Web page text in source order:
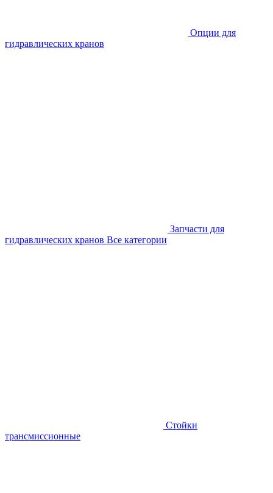
Опции для
гидравлических кранов
Запчасти для
гидравлических кранов Все категории
Стойки
трансмиссионные